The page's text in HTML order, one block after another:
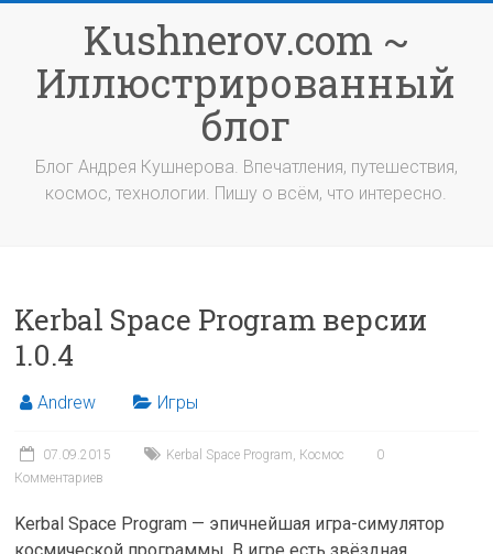
содержимомуKushnerov.com ~
Иллюстрированный
блог
Блог Андрея Кушнерова. Впечатления, путешествия,
космос, технологии. Пишу о всём, что интересно.
Kerbal Space Program версии
1.0.4
Andrew Игры
07.09.2015 Kerbal Space Program, Космос
0
Комментариев
Kerbal Space Program — эпичнейшая игра-симулятор